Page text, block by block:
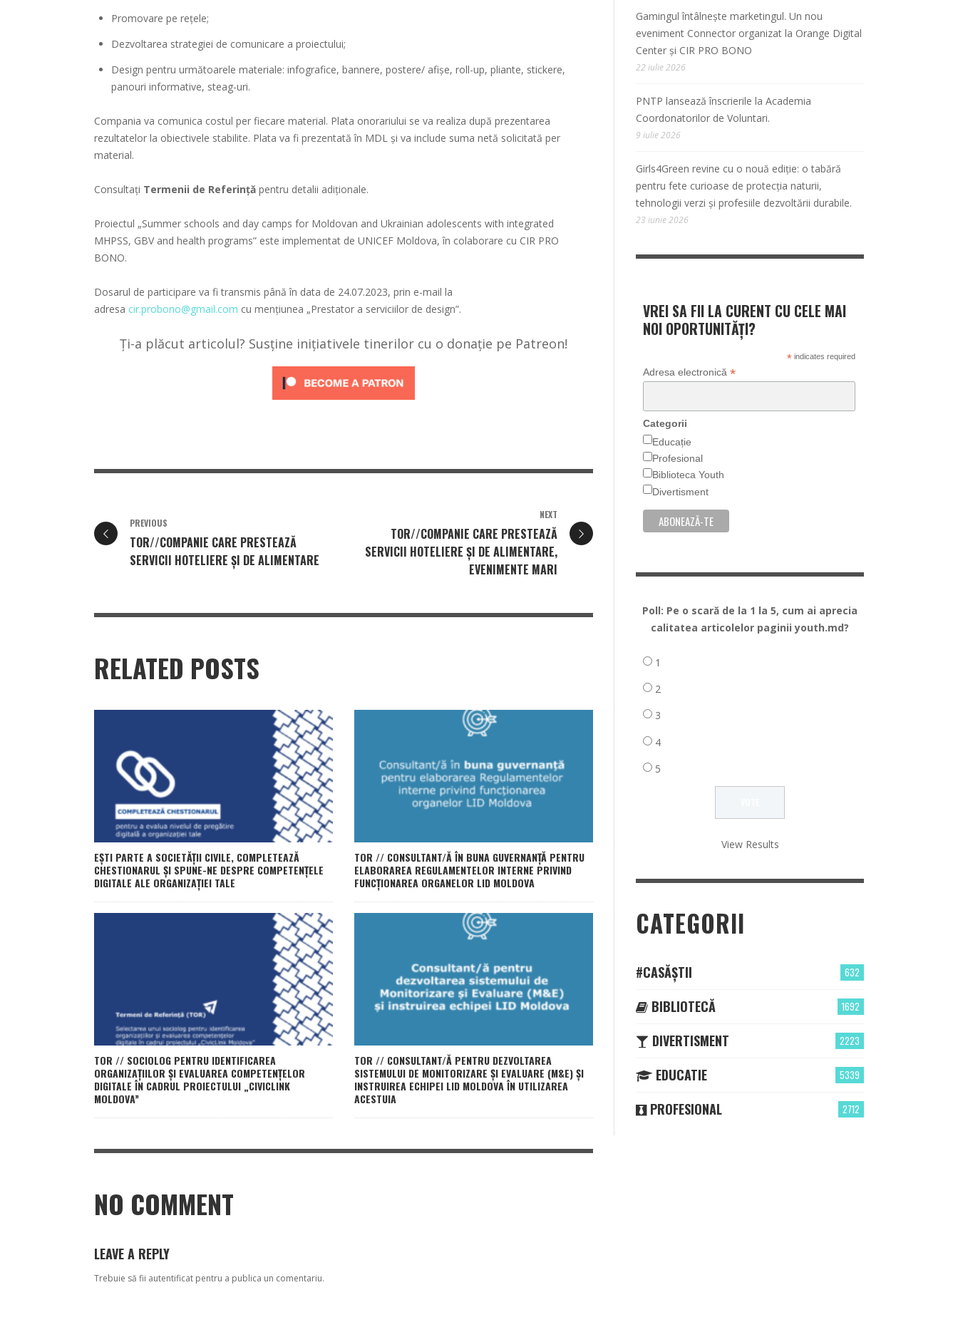
Promovare pe rețele;
Dezvoltarea strategiei de comunicare a proiectului;
Design pentru următoarele materiale: infografice, bannere, postere/ afișe, roll-up, pliante, stickere,
panouri informative, steag-uri.
Compania va comunica costul per fiecare material. Plata onorariului se va realiza după prezentarea
rezultatelor la obiectivele stabilite. Plata va fi prezentată în MDL și va include suma netă solicitată per
material.
Consultați Termenii de Referință pentru detalii adiționale.
Proiectul „Summer schools and day camps for Moldovan and Ukrainian adolescents with integrated
MHPSS, GBV and health programs” este implementat de UNICEF Moldova, în colaborare cu CIR PRO
BONO.
Dosarul de participare va fi transmis până în data de 24.07.2023, prin e-mail la
adresa cir.probono@gmail.com cu mențiunea „Prestator a serviciilor de design”.
Ți-a plăcut articolul? Susține inițiativele tinerilor cu o donație pe Patreon!
PREVIOUS
TOR//COMPANIE CARE PRESTEAZĂ
SERVICII HOTELIERE ȘI DE ALIMENTARE
NEXT
TOR//COMPANIE CARE PRESTEAZĂ
SERVICII HOTELIERE ȘI DE ALIMENTARE,
EVENIMENTE MARI
RELATED POSTS
EȘTI PARTE A SOCIETĂȚII CIVILE, COMPLETEAZĂ
CHESTIONARUL ȘI SPUNE-NE DESPRE COMPETENȚELE
DIGITALE ALE ORGANIZAȚIEI TALE
TOR // CONSULTANT/Ă ÎN BUNA GUVERNANȚĂ PENTRU
ELABORAREA REGULAMENTELOR INTERNE PRIVIND
FUNCȚIONAREA ORGANELOR LID MOLDOVA
TOR // SOCIOLOG PENTRU IDENTIFICAREA
ORGANIZAȚIILOR ȘI EVALUAREA COMPETENȚELOR
DIGITALE ÎN CADRUL PROIECTULUI „CIVICLINK
MOLDOVA”
TOR // CONSULTANT/Ă PENTRU DEZVOLTAREA
SISTEMULUI DE MONITORIZARE ȘI EVALUARE (M&E) ȘI
INSTRUIREA ECHIPEI LID MOLDOVA ÎN UTILIZAREA
ACESTUIA
NO COMMENT
LEAVE A REPLY
Trebuie să fii autentificat pentru a publica un comentariu.
Gamingul întâlnește marketingul. Un nou
eveniment Connector organizat la Orange Digital
Center și CIR PRO BONO
22 iulie 2026
PNTP lansează înscrierile la Academia
Coordonatorilor de Voluntari.
9 iulie 2026
Girls4Green revine cu o nouă ediție: o tabără
pentru fete curioase de protecția naturii,
tehnologii verzi și profesiile dezvoltării durabile.
23 iunie 2026
VREI SA FII LA CURENT CU CELE MAI
NOI OPORTUNITĂȚI?
*indicates required
Adresa electronică *
Categorii
Educație
Profesional
Biblioteca Youth
Divertisment
Poll: Pe o scară de la 1 la 5, cum ai aprecia
calitatea articolelor paginii youth.md?
1
2
3
4
5
View Results
CATEGORII
632
#CASĂȘTII
1692
BIBLIOTECĂ
2223
DIVERTISMENT
5339
EDUCATIE
2712
PROFESIONAL